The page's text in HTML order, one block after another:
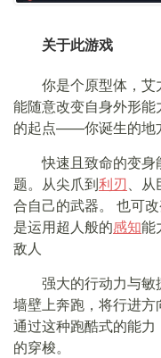
关于此游戏
你是个原型体，
能随意改变自身外形
的起点——你诞生的地
快速且致命的变
题。从尖爪到利刃、
合自己的武器。 也可
是运用超人般的感知能
敌人
强大的行动力与
墙壁上奔跑，将行进方
通过这种跑酷式的能
的穿梭。